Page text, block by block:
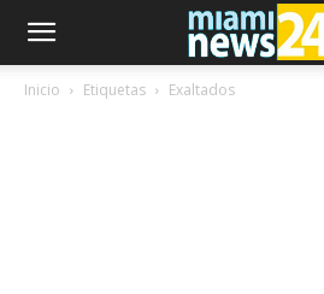
Inicio Etiquetas Exaltados